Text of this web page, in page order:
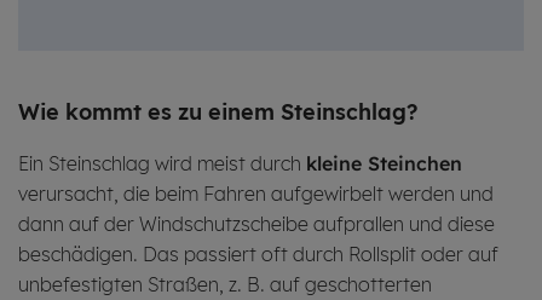
Wie kommt es zu einem Stein­schlag?
Ein Steinschlag wird meist durch kleine Steinchen
verursacht, die beim Fahren aufgewirbelt werden und
dann auf der Windschutzscheibe aufprallen und diese
beschädigen. Das passiert oft durch Rollsplit oder auf
unbefestigten Straßen, z. B. auf geschotterten